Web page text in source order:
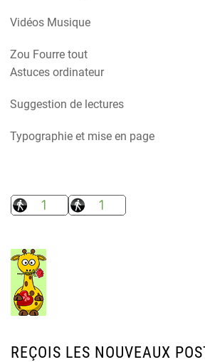
Vidéos Musique
Zou Fourre tout
Astuces ordinateur
Suggestion de lectures
Typographie et mise en page
REÇOIS LES NOUVEAUX